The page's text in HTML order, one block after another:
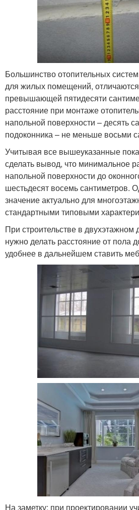
Большинство отопительных
для жилых помещений,
превышающей пятидесяти
расстояние при монтаже
напольной поверхности – десять
подоконника – не меньше восьми
Учитывая все вышеуказанные
сделать вывод, что минимальное
напольной поверхности до
шестьдесят восемь сантиметров.
значение актуально для
стандартными типовыми
При строительстве в двухэтажном
нужно делать расстояние от пола
удобнее в дальнейшем ставить
На заметку: при проектировании